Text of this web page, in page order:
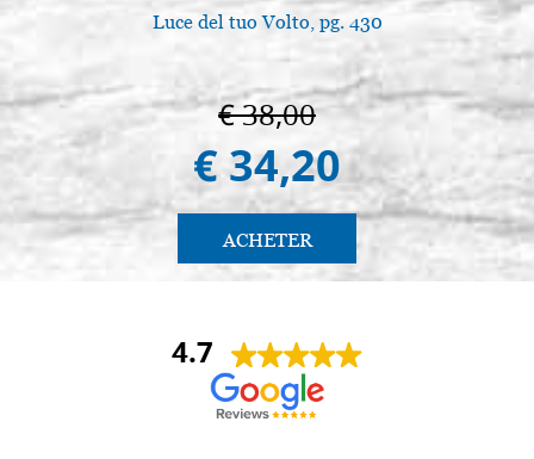
Luce del tuo Volto, pg. 430
€ 38,00
€ 34,20
ACHETER
4.7